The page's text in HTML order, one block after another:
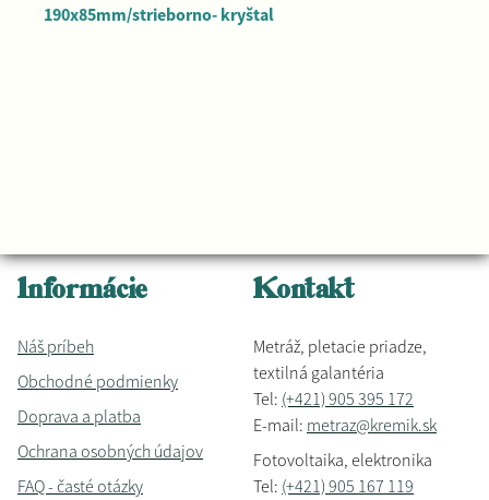
190x85mm/strieborno- kryštal
Informácie
Náš príbeh
Obchodné podmienky
Doprava a platba
Ochrana osobných údajov
FAQ - časté otázky
Kontakt
Metráž, pletacie priadze,
textilná galantéria
Tel: (+421) 905 395 172
E-mail: metraz@kremik.sk
Fotovoltaika, elektronika
Tel: (+421) 905 167 119